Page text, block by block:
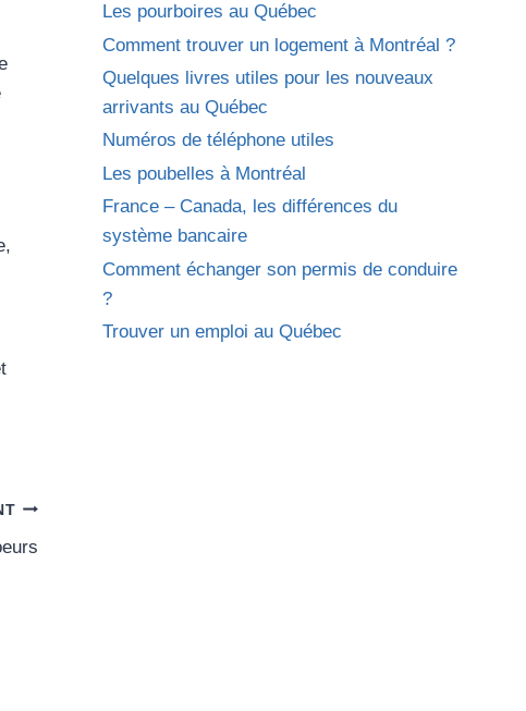
Les pourboires au Québec
Comment trouver un logement à Montréal ?
Quelques livres utiles pour les nouveaux
arrivants au Québec
Numéros de téléphone utiles
Les poubelles à Montréal
France – Canada, les différences du
système bancaire
Comment échanger son permis de conduire
?
Trouver un emploi au Québec